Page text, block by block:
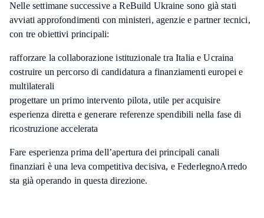
Nelle settimane successive a ReBuild Ukraine sono già stati
avviati approfondimenti con ministeri, agenzie e partner tecnici,
con tre obiettivi principali:
rafforzare la collaborazione istituzionale tra Italia e Ucraina
costruire un percorso di candidatura a finanziamenti europei e
multilaterali
progettare un primo intervento pilota, utile per acquisire
esperienza diretta e generare referenze spendibili nella fase di
ricostruzione accelerata
Fare esperienza prima dell’apertura dei principali canali
finanziari è una leva competitiva decisiva, e FederlegnoArredo
sta già operando in questa direzione.